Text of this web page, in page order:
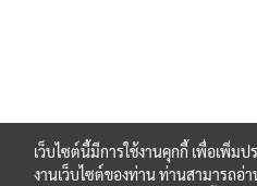
เว็บไซต์นี้มีการใช้งานคุกกี้ เพื่อเพิ่ม
งานเว็บไซต์ของท่าน ท่านสามารถอ่